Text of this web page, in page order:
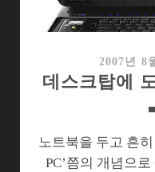
2007년 8
데스크탑에
노트북을 두고 흔
PC’쯤의 개념으